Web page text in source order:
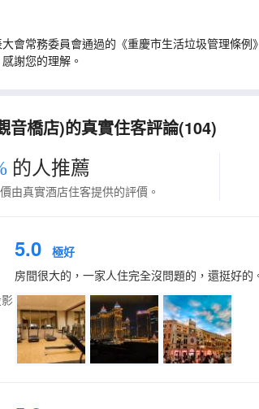
會常務委員會通過的《重慶市生活垃圾管理條
謝您的理解。
音橋店)的真實住客評論(104)
的人推薦
由真實酒店住客提供的評價。
5.0 極好
房間很大的，一家人住完全沒問題的，還挺好